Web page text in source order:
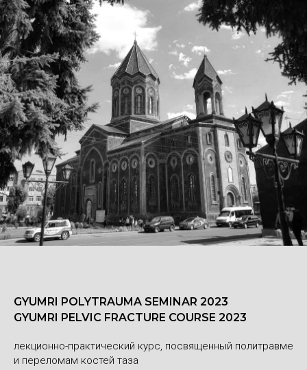
GYUMRI POLYTRAUMA SEMINAR 2023
GYUMRI PELVIC FRACTURE COURSE 2023
лекционно-практический курс, посвященный политравме
и переломам костей таза